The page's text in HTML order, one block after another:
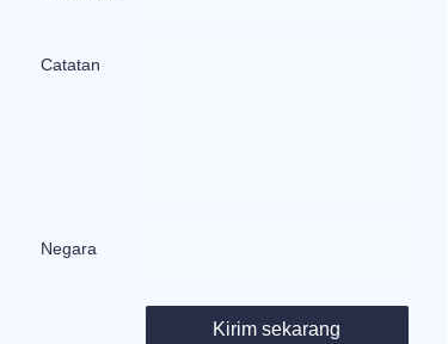
Catatan
Negara
Kirim sekarang